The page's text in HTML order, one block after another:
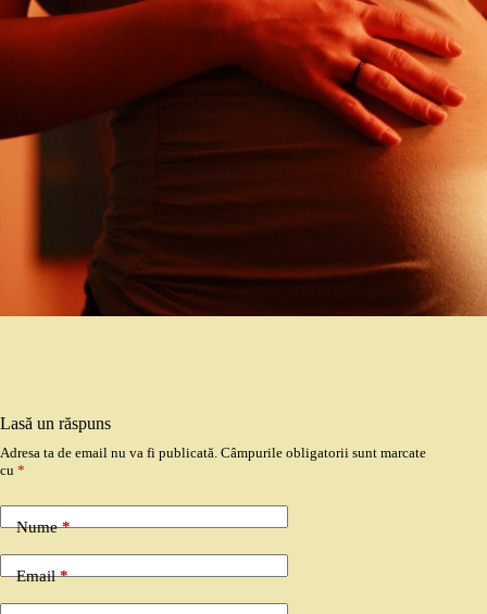
Lasă un răspuns
Adresa ta de email nu va fi publicată. Câmpurile obligatorii sunt marcate
cu *
Nume*
Email*